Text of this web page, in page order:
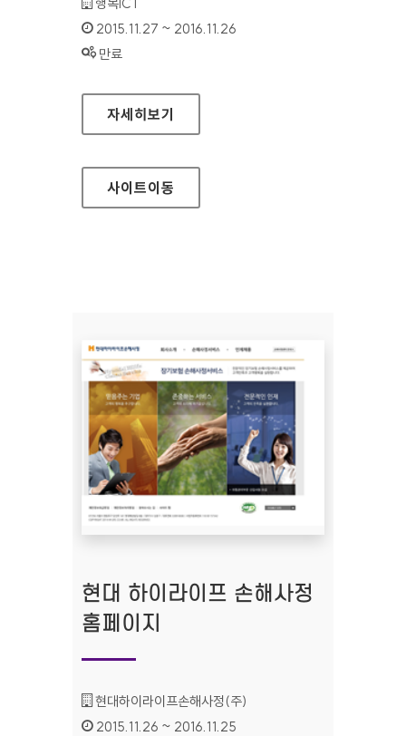
인증기간 :
2015.11.27 ~ 2016.11.26
상태 :
만료
세상 홈페이지
자세히보기
사이트이동
현대 하이라이프 손해사정
홈페이지
기관명 :
현대하이라이프손해사정(주)
인증기간 :
2015.11.26 ~ 2016.11.25